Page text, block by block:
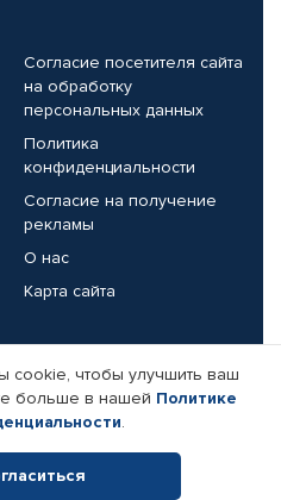
Согласие посетителя сайта
на обработку
персональных данных
Политика
конфиденциальности
Согласие на получение
рекламы
О нас
Карта сайта
Реквизиты компании
cookie, чтобы улучшить ваш
больше в нашей Политике
.